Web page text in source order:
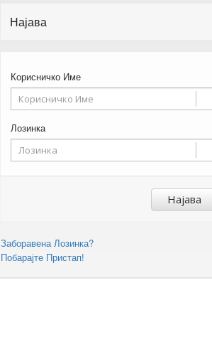
Најава
Корисничко Име
Лозинка
Најава
Заборавена Лозинка?
Побарајте Пристап!